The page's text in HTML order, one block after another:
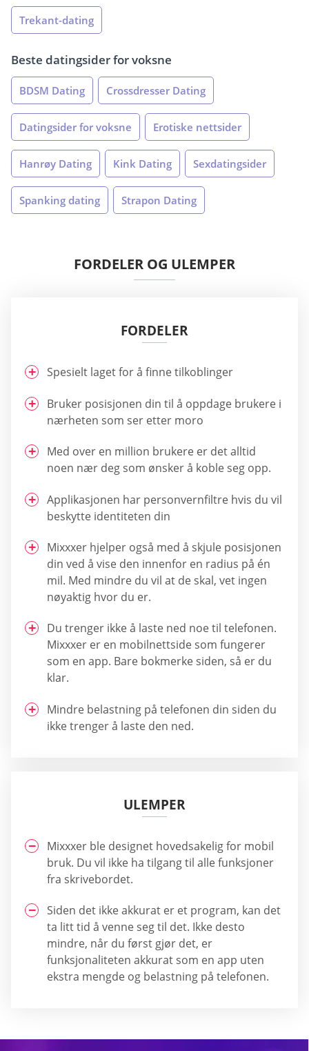
Trekant-dating
Beste datingsider for voksne
BDSM Dating Crossdresser Dating
Datingsider for voksne Erotiske nettsider
Hanrøy Dating Kink Dating Sexdatingsider
Spanking dating Strapon Dating
FORDELER OG ULEMPER
FORDELER
Spesielt laget for å finne tilkoblinger
Bruker posisjonen din til å oppdage brukere i
nærheten som ser etter moro
Med over en million brukere er det alltid
noen nær deg som ønsker å koble seg opp.
Applikasjonen har personvernfiltre hvis du vil
beskytte identiteten din
Mixxxer hjelper også med å skjule posisjonen
din ved å vise den innenfor en radius på én
mil. Med mindre du vil at de skal, vet ingen
nøyaktig hvor du er.
Du trenger ikke å laste ned noe til telefonen.
Mixxxer er en mobilnettside som fungerer
som en app. Bare bokmerke siden, så er du
klar.
Mindre belastning på telefonen din siden du
ikke trenger å laste den ned.
ULEMPER
Mixxxer ble designet hovedsakelig for mobil
bruk. Du vil ikke ha tilgang til alle funksjoner
fra skrivebordet.
Siden det ikke akkurat er et program, kan det
ta litt tid å venne seg til det. Ikke desto
mindre, når du først gjør det, er
funksjonaliteten akkurat som en app uten
ekstra mengde og belastning på telefonen.